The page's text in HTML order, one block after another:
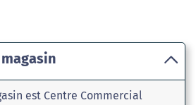
est Centre Commercial